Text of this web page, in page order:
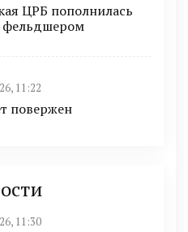
ЦРБ пополнилась
11:22
повержен
11:30